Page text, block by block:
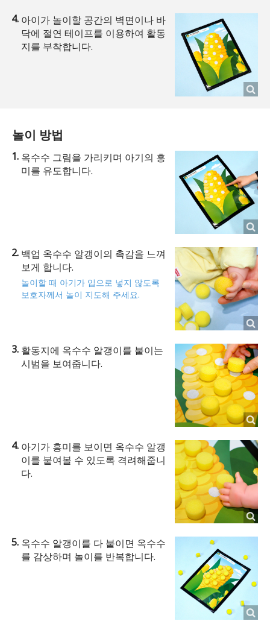
아이가 놀이할 공간의 벽면이나 바
닥에 절연 테이프를 이용하여 활동
지를 부착합니다.
놀이 방법
옥수수 그림을 가리키며 아기의 흥
미를 유도합니다.
백업 옥수수 알갱이의 촉감을 느껴
보게 합니다.
놀이할 때 아기가 입으로 넣지 않도록
보호자께서 놀이 지도해 주세요.
활동지에 옥수수 알갱이를 붙이는
시범을 보여줍니다.
아기가 흥미를 보이면 옥수수 알갱
이를 붙여볼 수 있도록 격려해줍니
다.
옥수수 알갱이를 다 붙이면 옥수수
를 감상하며 놀이를 반복합니다.